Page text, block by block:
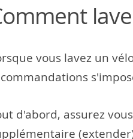
vous lavez un
d'abord, assurez